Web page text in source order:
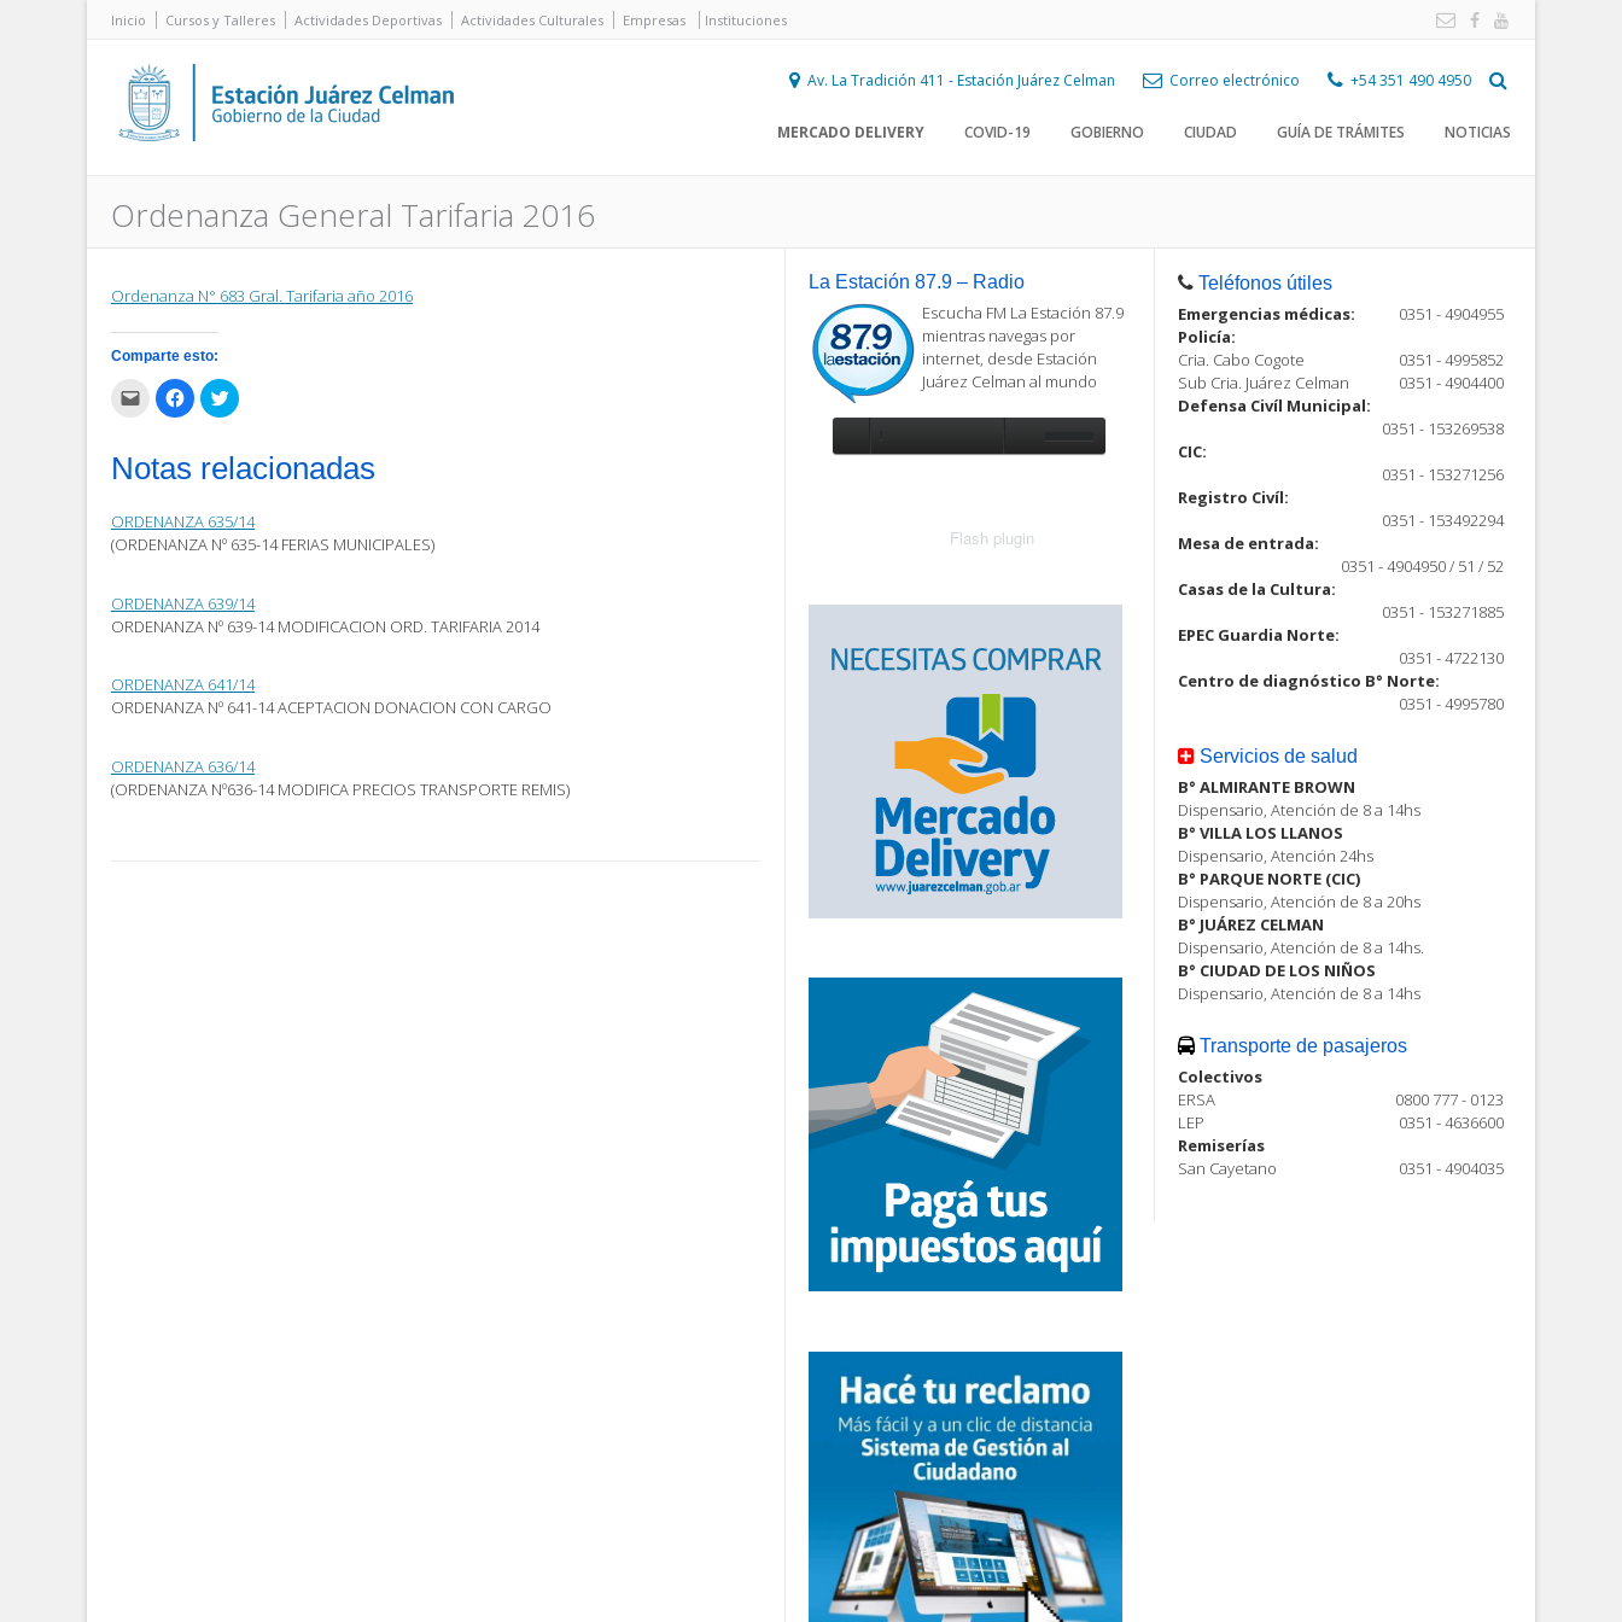
Inicio Cursos y Talleres Actividades Deportivas Actividades Culturales Empresas Instituciones
Av. La Tradición 411 - Estación Juárez Celman Correo electrónico +54 351 490 4950
MERCADO DELIVERY COVID-19 GOBIERNO CIUDAD GUÍA DE TRÁMITES NOTICIAS
Ordenanza General Tarifaria 2016
Ordenanza N° 683 Gral. Tarifaria año 2016
Comparte esto:
Haz
clic
para
correo
electrónico
amigo
(Se
abre
ventana
nueva)
Haz
clic
para
Facebook
(Se
una
ventana
nueva)
Haz
clic
en
Twitter
(Se
una
ventana
nueva)
Notas relacionadas
ORDENANZA 635/14
(ORDENANZA Nº 635-14 FERIAS MUNICIPALES)
ORDENANZA 639/14
ORDENANZA Nº 639-14 MODIFICACION ORD. TARIFARIA 2014
ORDENANZA 641/14
ORDENANZA Nº 641-14 ACEPTACION DONACION CON CARGO
ORDENANZA 636/14
(ORDENANZA Nº636-14 MODIFICA PRECIOS TRANSPORTE REMIS)
La Estación 87.9 – Radio
Escucha FM La Estación 87.9
mientras navegas por
internet, desde Estación
Juárez Celman al mundo
Flash plugin
Teléfonos útiles
Emergencias médicas:
0351 - 4904955
Policía:
Cria. Cabo Cogote
0351 - 4995852
Sub Cria. Juárez Celman
0351 - 4904400
Defensa Civíl Municipal:
0351 - 153269538
CIC:
0351 - 153271256
Registro Civíl:
0351 - 153492294
Mesa de entrada:
0351 - 4904950 / 51 / 52
Casas de la Cultura:
0351 - 153271885
EPEC Guardia Norte:
0351 - 4722130
Centro de diagnóstico B° Norte:
0351 - 4995780
Servicios de salud
B° ALMIRANTE BROWN
Dispensario, Atención de 8 a 14hs
B° VILLA LOS LLANOS
Dispensario, Atención 24hs
B° PARQUE NORTE (CIC)
Dispensario, Atención de 8 a 20hs
B° JUÁREZ CELMAN
Dispensario, Atención de 8 a 14hs.
B° CIUDAD DE LOS NIÑOS
Dispensario, Atención de 8 a 14hs
Transporte de pasajeros
Colectivos
ERSA
0800 777 - 0123
LEP
0351 - 4636600
Remiserías
San Cayetano
0351 - 4904035